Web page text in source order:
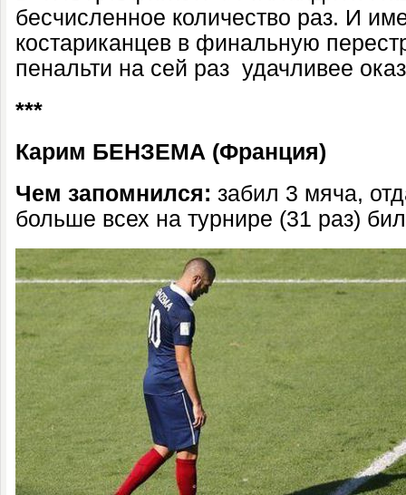
бесчисленное количество раз. И
костариканцев в финальную
пенальти на сей раз удачливее
***
Карим БЕНЗЕМА (Франция)
Чем запомнился: забил 3 мяча,
больше всех на турнире (31 раз)